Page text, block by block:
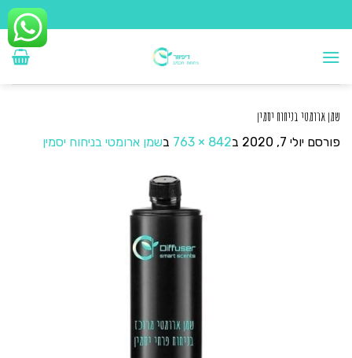
to
content
שמן ארומטי בניחוח יסמין
פורסם יולי 7, 2020 ב842 × 763 בשמן ארומטי בניחוח יסמין